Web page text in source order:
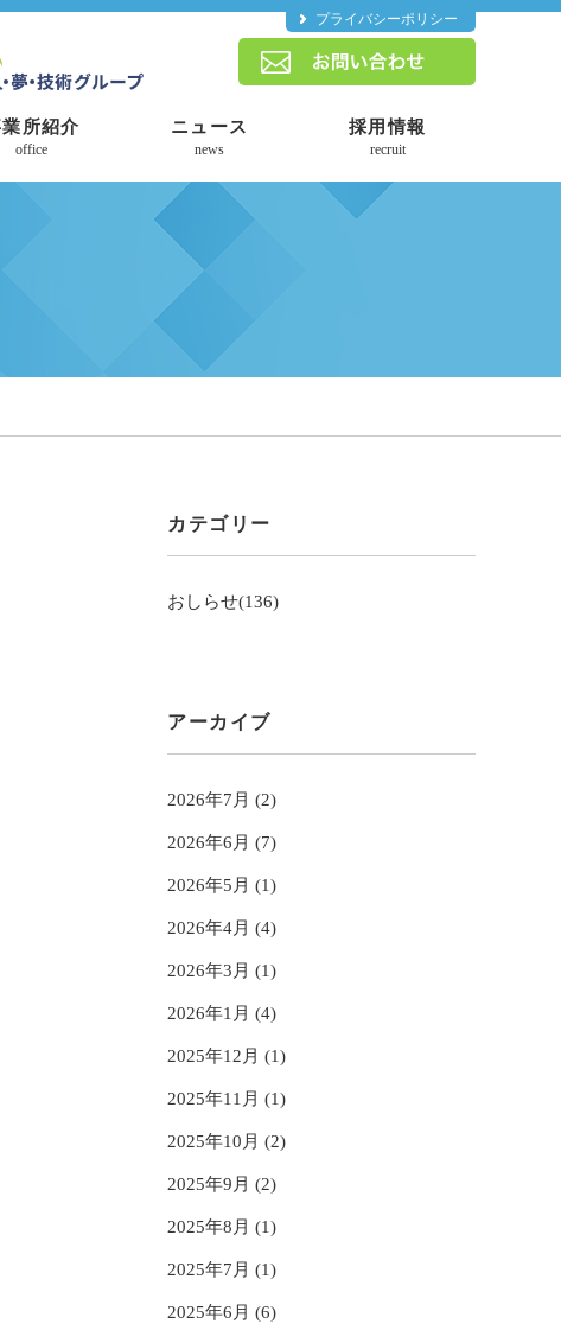
プライバシーポリシー
所紹介
office
ニュース
news
採用情報
recruit
カテゴリー
おしらせ(136)
アーカイブ
2026年7月 (2)
2026年6月 (7)
2026年5月 (1)
2026年4月 (4)
2026年3月 (1)
2026年1月 (4)
2025年12月 (1)
2025年11月 (1)
2025年10月 (2)
2025年9月 (2)
2025年8月 (1)
2025年7月 (1)
2025年6月 (6)